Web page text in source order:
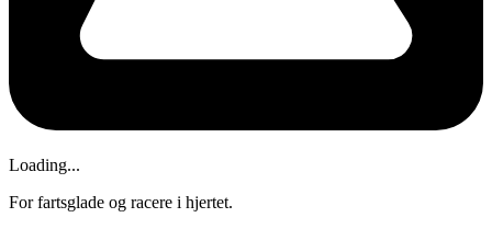
Loading...
For fartsglade og racere i hjertet.